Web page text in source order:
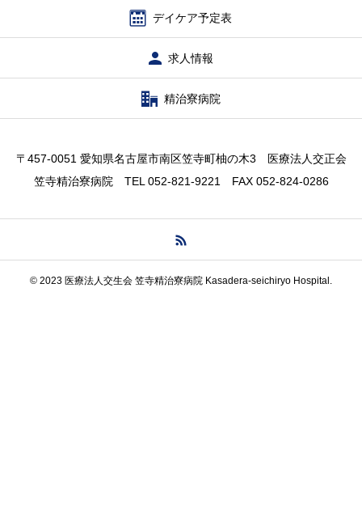
デイケア予定表
求人情報
精治寮病院
〒457-0051 愛知県名古屋市南区笠寺町柚の木3 医療法人交正会
笠寺精治寮病院 TEL 052-821-9221 FAX 052-824-0286
© 2023 医療法人交生会 笠寺精治寮病院 Kasadera-seichiryo Hospital.